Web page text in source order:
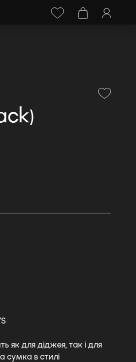
+38 (068) 778-40-38
як для діджея, так і для
сумка в стилі